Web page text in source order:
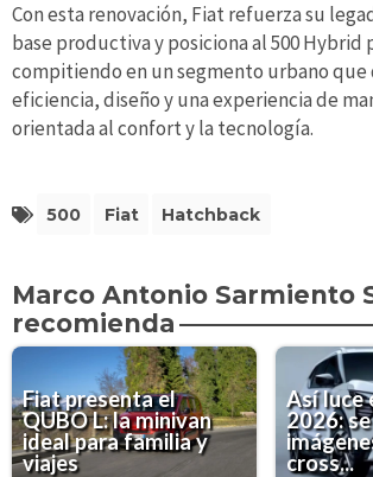
Con esta renovación, Fiat refuerza su
base productiva y posiciona al 500 Hybrid
compitiendo en un segmento urbano que
eficiencia, diseño y una experiencia de
orientada al confort y la tecnología.
500 Fiat Hatchback
Marco Antonio Sarmiento
recomienda
Fiat presenta el
QUBO L: la minivan
ideal para familia y
viajes
Así luce
2026:
cross...